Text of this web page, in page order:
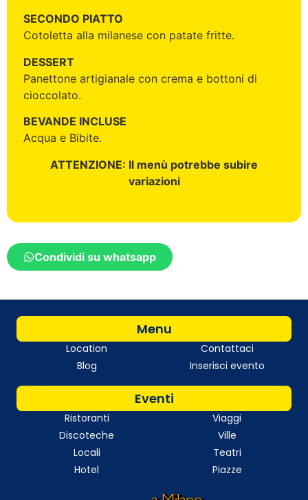
SECONDO PIATTO
Cotoletta alla milanese con patate fritte.
DESSERT
Panettone artigianale con crema e bottoni di
cioccolato.
BEVANDE INCLUSE
Acqua e Bibite.
ATTENZIONE: Il menù potrebbe subire
variazioni
Condividi su whatsapp
Menu
Location
Blog
Contattaci
Inserisci evento
Eventi
Ristoranti
Discoteche
Locali
Hotel
Viaggi
Ville
Teatri
Piazze